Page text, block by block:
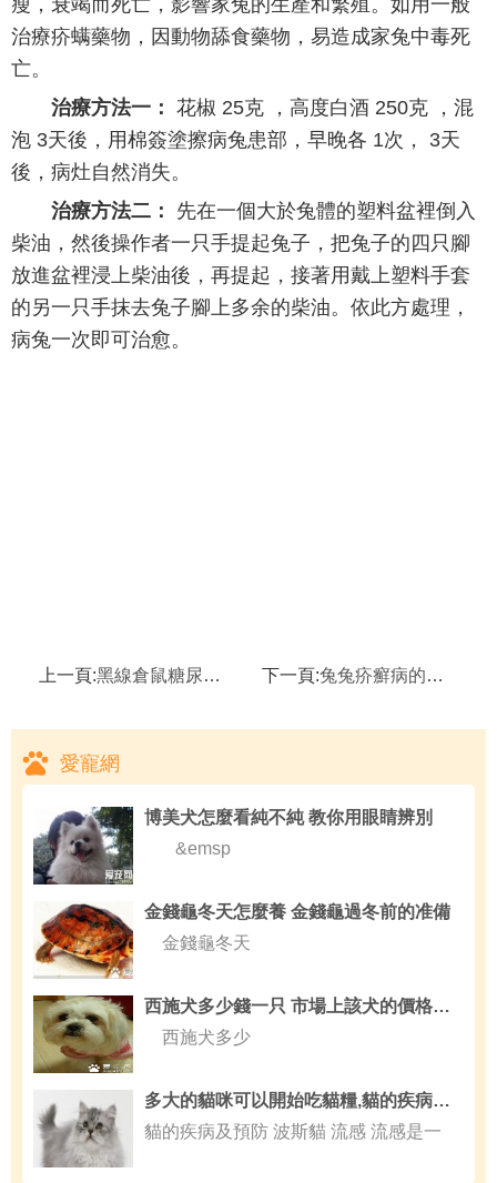
瘦，衰竭而死亡，影響家兔的生產和繁殖。如用一般
治療疥螨藥物，因動物舔食藥物，易造成家兔中毒死
亡。
治療方法一： 花椒 25克 ，高度白酒 250克 ，混
泡 3天後，用棉簽塗擦病兔患部，早晚各 1次， 3天
後，病灶自然消失。
治療方法二： 先在一個大於兔體的塑料盆裡倒入
柴油，然後操作者一只手提起兔子，把兔子的四只腳
放進盆裡浸上柴油後，再提起，接著用戴上塑料手套
的另一只手抹去兔子腳上多余的柴油。依此方處理，
病兔一次即可治愈。
上一頁:黑線倉鼠糖尿病,黑線倉鼠多長時間能交配 下一頁:兔兔疥癬病的症狀和治療方法,疥癬病
愛寵網
博美犬怎麼看純不純 教你用眼睛辨別
&emsp
金錢龜冬天怎麼養 金錢龜過冬前的准備
金錢龜冬天
西施犬多少錢一只 市場上該犬的價格不一
西施犬多少
多大的貓咪可以開始吃貓糧,貓的疾病及預防
貓的疾病及預防 波斯貓 流感 流感是一